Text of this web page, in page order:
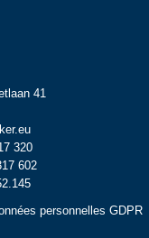
41
320
602
personnelles GDPR